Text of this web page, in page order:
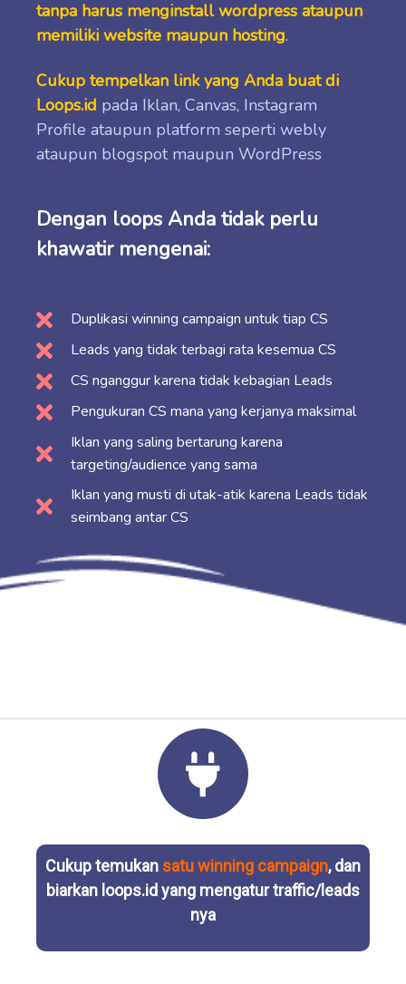
tanpa harus menginstall wordpress ataupun
memiliki website maupun hosting.
Cukup tempelkan link yang Anda buat di
Loops.id pada Iklan, Canvas, Instagram
Profile ataupun platform seperti webly
ataupun blogspot maupun WordPress
Dengan loops Anda tidak perlu
khawatir mengenai:
Duplikasi winning campaign untuk tiap CS
Leads yang tidak terbagi rata kesemua CS
CS nganggur karena tidak kebagian Leads
Pengukuran CS mana yang kerjanya maksimal
Iklan yang saling bertarung karena
targeting/audience yang sama
Iklan yang musti di utak-atik karena Leads tidak
seimbang antar CS
Cukup temukan satu winning campaign, dan
biarkan loops.id yang mengatur traffic/leads
nya